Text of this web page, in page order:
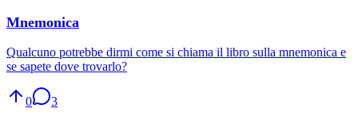
Mnemonica
Qualcuno potrebbe dirmi come si chiama il libro sulla mnemonica e
se sapete dove trovarlo?
0
3